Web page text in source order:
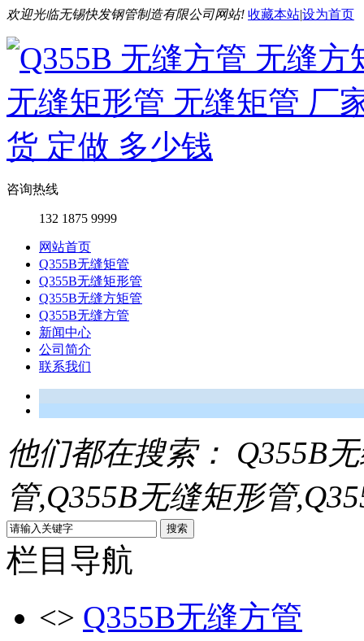
欢迎光临无锡快发钢管制造有限公司网站! 收藏本站|设为首页
咨询热线
132 1875 9999
网站首页
Q355B无缝矩管
Q355B无缝矩形管
Q355B无缝方矩管
Q355B无缝方管
新闻中心
公司简介
联系我们
他们都在搜索： Q355B
管,Q355B无缝矩形管
栏目导航
<> Q355B无缝方管